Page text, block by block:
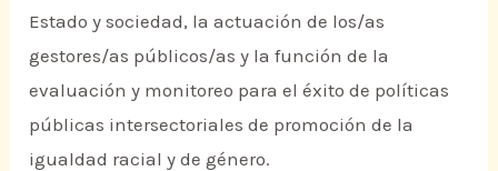
Estado y sociedad, la actuación de los/as
gestores/as públicos/as y la función de la
evaluación y monitoreo para el éxito de políticas
públicas intersectoriales de promoción de la
igualdad racial y de género.